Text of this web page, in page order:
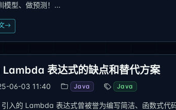
模型、做预测！...
表达式的缺点和替代方案
06-03 11:40 Java Java
入的 Lambda 表达式曾被誉为编写简洁、函数式代